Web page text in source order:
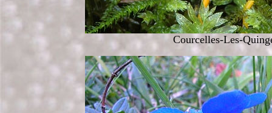
Courcelles-Les-